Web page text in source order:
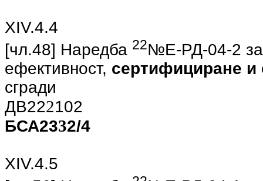
ХIV.4.4
[чл.48] Наредба 22№Е-РД-04-2 за
ефективност, сертифициране и
сгради
ДВ222102
БСА2332/4
ХIV.4.5